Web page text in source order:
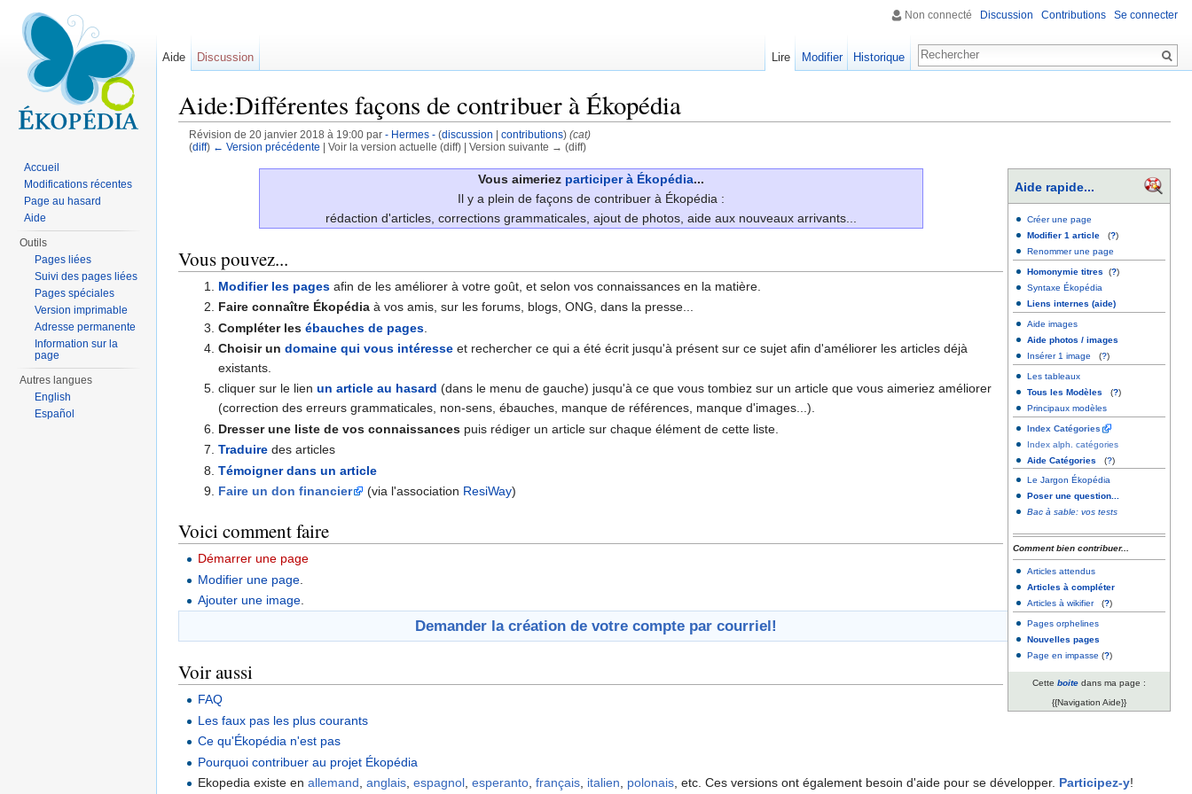
Aide:Différentes façons de contribuer à Ékopédia
Révision de 20 janvier 2018 à 19:00 par - Hermes - (discussion contributions) (cat)
(diff) ← Version précédente | Voir la version actuelle (diff) | Version suivante → (diff)
Aide rapide...
Créer une page
Modifier 1 article(?)
Renommer une page
Homonymie titres (?)
Syntaxe Ékopédia
Liens internes (aide)
Aide images
Aide photos / images
Insérer 1 image (?)
Les tableaux
Tous les Modèles (?)
Principaux modèles
Index Catégories
Index alph. catégories
Aide Catégories (?)
Le Jargon Ékopédia
Poser une question...
Bac à sable: vos tests
Comment bien contribuer...
Articles attendus
Articles à compléter
Articles à wikifier(?)
Pages orphelines
Nouvelles pages
Page en impasse (?)
Cette boite dans ma page :
{{Navigation Aide}}
Vous aimeriez participer à Ékopédia...
Il y a plein de façons de contribuer à Ékopédia :
rédaction d'articles, corrections grammaticales, ajout de photos, aide aux nouveaux arrivants...
Vous pouvez...
Modifier les pagesafin de les améliorer à votre goût, et selon vos connaissances en la matière.
Faire connaître Ékopédiaà vos amis, sur les forums, blogs, ONG, dans la presse...
Compléter les ébauches de pages.
Choisir un domaine qui vous intéresseet rechercher ce qui a été écrit jusqu'à présent sur ce sujet afin d'améliorer les articles déjà
existants.
cliquer sur le lien un article au hasard (dans le menu de gauche) jusqu'à ce que vous tombiez sur un article que vous aimeriez améliorer
(correction des erreurs grammaticales, non-sens, ébauches, manque de références, manque d'images...).
Dresser une liste de vos connaissancespuis rédiger un article sur chaque élément de cette liste.
Traduiredes articles
Témoigner dans un article
Faire un don financier
(via l'association ResiWay)
Voici comment faire
Démarrer une page
Modifier une page
Ajouter une image
Demander la création de votre compte par courriel!
Voir aussi
FAQ
Les faux pas les plus courants
Ce qu'Ékopédia n'est pas
Pourquoi contribuer au projet Ékopédia
Ekopedia existe enallemand ,anglais ,espagnol ,esperanto ,français italien polonais , etc. Ces versions ont également besoin d'aide pour se développer. Participez-y!
Non connecté Discussion Contributions Se connecter
Aide Discussion Lire Modifier Historique
Accueil
Modifications récentes
Page au hasard
Aide
Outils
Pages liées
Suivi des pages liées
Pages spéciales
Version imprimable
Adresse permanente
Information sur la
page
Autres langues
English
Español